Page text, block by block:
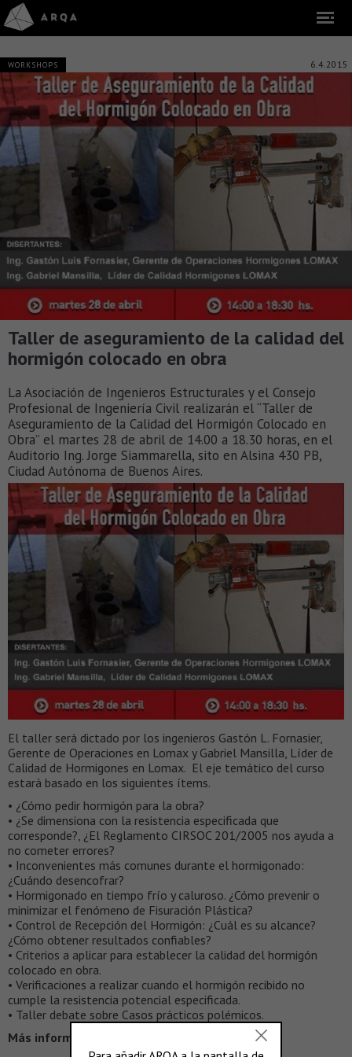
WORKSHOPS 6.4.2015
Taller de aseguramiento de la calidad del
hormigón colocado en obra
La Asociación de Ingenieros Estructurales y el Consejo
Profesional de Ingeniería Civil realizarán el “Taller de
Aseguramiento de la Calidad del Hormigón Colocado en
Obra” el martes 28 de abril de 14.00 a 18.30 horas, en el
Auditorio Ing. Jorge Siammarella, sito en Alsina 430 PB,
Ciudad Autónoma de Buenos Aires.
El taller será dictado por los ingenieros Gastón L. Fornasier,
Gerente de Operaciones en Lomax y Gabriel Mansilla, Líder de
Calidad de Hormigones en Lomax. El eje temático del curso
estará basado en los siguientes ítems.
• ¿Cómo pedir hormigón para la obra?
• ¿Se dimensiona con la resistencia especificada que
corresponde?, ¿El Reglamento CIRSOC 201/2005 nos ayuda a
no cometer errores?
• Inconvenientes más comunes durante el hormigonado:
¿Cuándo desencofrar?
• Hormigonado en tiempo frío y caluroso. ¿Cómo prevenir o
minimizar el fenómeno de Fisuración Plástica?
• Control de Recepción del Hormigón: ¿Cuál es su alcance?
¿Cómo obtener resultados confiables?
• Criterios a aplicar para establecer la calidad del hormigón
colocado en obra.
• Verificaciones a realizar cuando el hormigón recibido no
cumple la resistencia potencial especificada.
• Taller debate sobre Casos prácticos polémicos.
Más información >